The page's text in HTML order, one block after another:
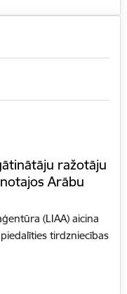
ražotāju
Arābu
(LIAA) aicina
tirdzniecības